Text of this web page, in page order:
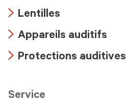
icon
icon
Lentilles
icon
Appareils auditifs
Protections auditives
Service